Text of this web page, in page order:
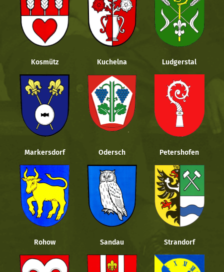
Kosmütz Kuchelna Ludgerstal
Markersdorf Odersch Petershofen
Rohow Sandau Strandorf